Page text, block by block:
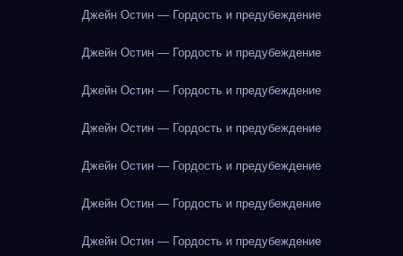
Джейн Остин — Гордость и предубеждение
Джейн Остин — Гордость и предубеждение
Джейн Остин — Гордость и предубеждение
Джейн Остин — Гордость и предубеждение
Джейн Остин — Гордость и предубеждение
Джейн Остин — Гордость и предубеждение
Джейн Остин — Гордость и предубеждение